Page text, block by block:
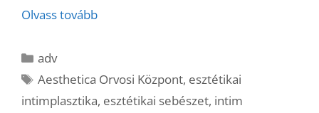
Olvass tovább
Kategória
adv
Címkék
Aesthetica Orvosi Központ, esztétikai
intimplasztika, esztétikai sebészet, intim